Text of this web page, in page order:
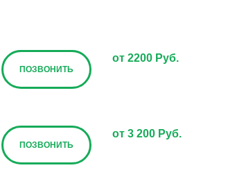
ПОЗВОНИТЬ
от 2200 Руб.
ПОЗВОНИТЬ
от 3 200 Руб.